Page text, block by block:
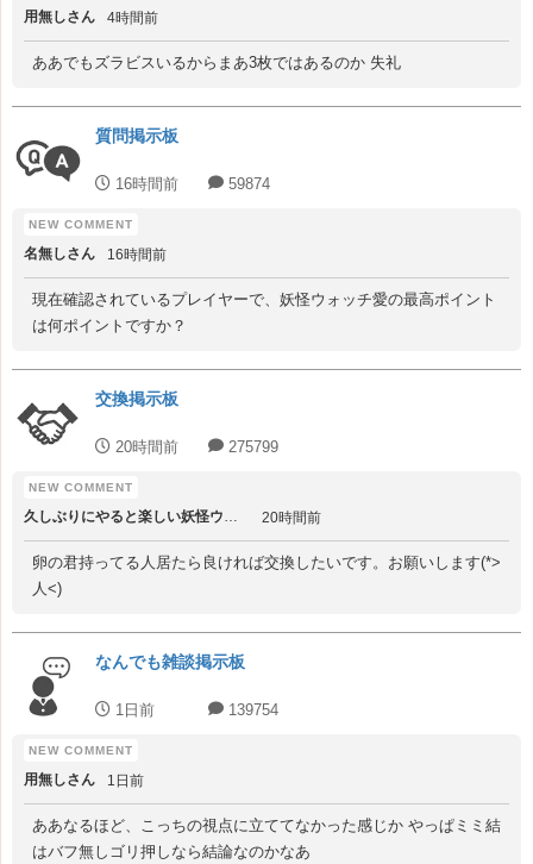
用無しさん 4時間前
ああでもズラビスいるからまあ3枚ではあるのか 失礼
質問掲示板
16時間前 59874
名無しさん 16時間前
現在確認されているプレイヤーで、妖怪ウォッチ愛の最高ポイント
は何ポイントですか？
交換掲示板
20時間前 275799
久しぶりにやると楽しい妖怪ウォッチ 20時間前
卵の君持ってる人居たら良ければ交換したいです。お願いします(*>
人<)
なんでも雑談掲示板
1日前 139754
用無しさん 1日前
ああなるほど、こっちの視点に立ててなかった感じか やっぱミミ結
はバフ無しゴリ押しなら結論なのかなあ